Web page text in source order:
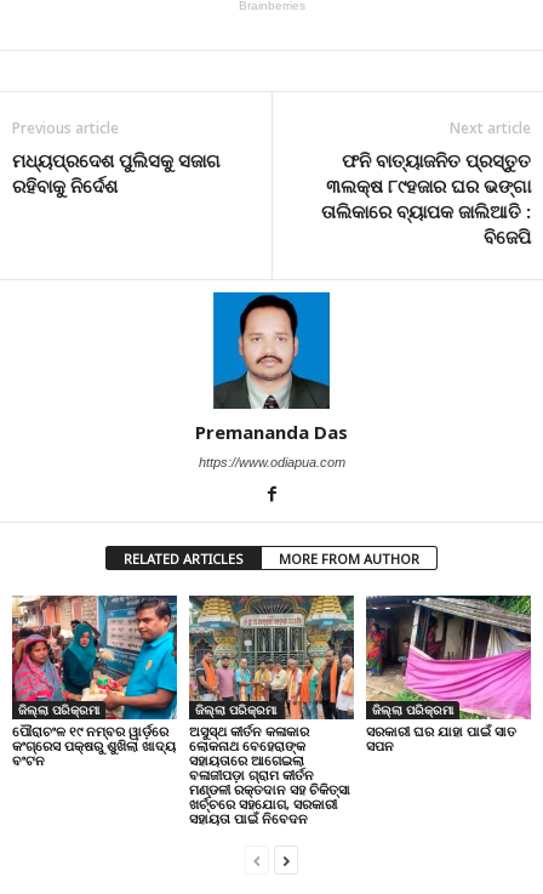
Previous article
ମଧ୍ୟପ୍ରଦେଶ ପୁଲିସକୁ ସଜାଗ
ରହିବାକୁ ନିର୍ଦେଶ
Next article
ଫନି ବାତ୍ୟାଜନିତ ପ୍ରସ୍ତୁତ
୩ଲକ୍ଷ ୮୯ହଜାର ଘର ଭଙ୍ଗା
ତାଲିକାରେ ବ୍ୟାପକ ଜାଲିଆତି :
ବିଜେପି
Premananda Das
https://www.odiapua.com
RELATED ARTICLES MORE FROM AUTHOR
ଜିଲ୍ଲା ପରିକ୍ରମା
ପୌରାଚଂଳ ୧୯ ନମ୍ବର ୱାର୍ଡ଼ରେ
କଂଗ୍ରେସ ପକ୍ଷରୁ ଶୁଖିଲା ଖାଦ୍ୟ
ବଂଟନ
ଜିଲ୍ଲା ପରିକ୍ରମା
ଅସୁସ୍ଥ କୀର୍ତନ କଳାକାର
ଲୋକନାଥ ବେହେରାଙ୍କ
ସହାୟତାରେ ଆଗେଇଲା
ବଳାଜୀପଡ଼ା ଗ୍ରାମ କୀର୍ତନ
ମଣ୍ଡଳୀ ରକ୍ତଦାନ ସହ ଚିକିତ୍ସା
ଖର୍ଚ୍ଚରେ ସହଯୋଗ, ସରକାରୀ
ସହାୟତା ପାଇଁ ନିବେଦନ
ଜିଲ୍ଲା ପରିକ୍ରମା
ସରକାରୀ ଘର ଯାହା ପାଇଁ ସାତ
ସପନ